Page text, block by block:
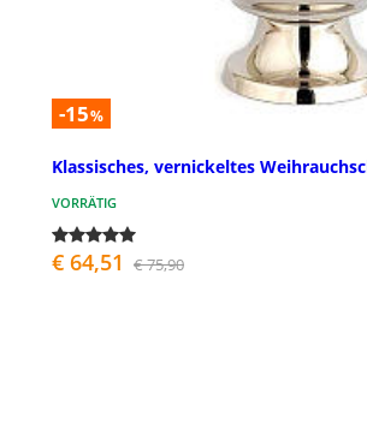
-15%
Klassisches, vernickeltes
VORRÄTIG
€ 64,51 € 75,90